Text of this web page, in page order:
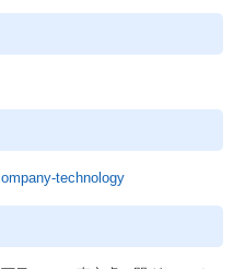
technology